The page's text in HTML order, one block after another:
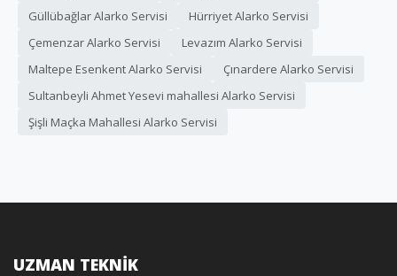
Güllübağlar Alarko Servisi
Hürriyet Alarko Servisi
Çemenzar Alarko Servisi
Levazım Alarko Servisi
Maltepe Esenkent Alarko Servisi
Çınardere Alarko Servisi
Sultanbeyli Ahmet Yesevi mahallesi Alarko Servisi
Şişli Maçka Mahallesi Alarko Servisi
UZMAN TEKNİK